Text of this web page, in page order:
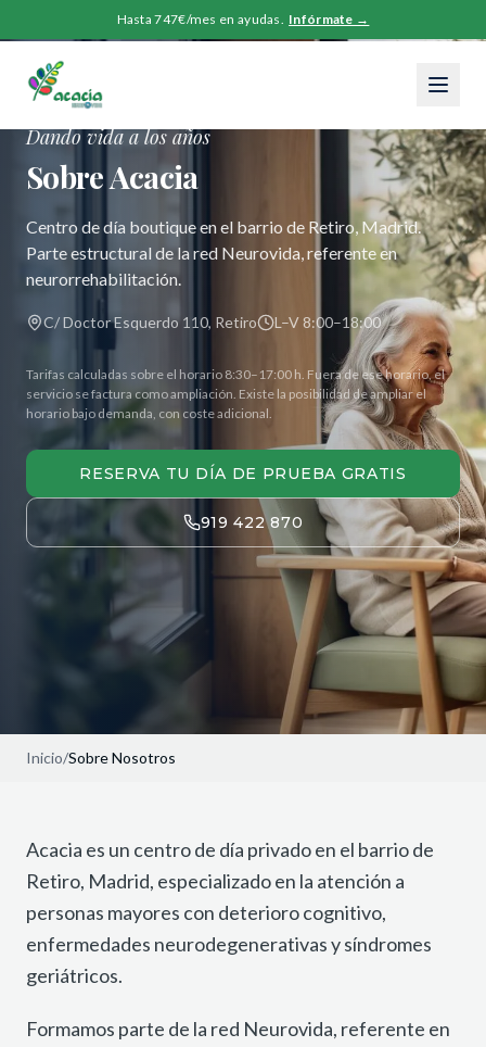
Hasta 747€/mes en ayudas. Infórmate →
Dando vida a los años
Sobre Acacia
Centro de día boutique en el barrio de Retiro, Madrid.
Parte estructural de la red Neurovida, referente en
neurorrehabilitación.
C/ Doctor Esquerdo 110, Retiro L–V 8:00–18:00
Tarifas calculadas sobre el horario 8:30–17:00 h. Fuera de ese horario, el
servicio se factura como ampliación. Existe la posibilidad de ampliar el
horario bajo demanda, con coste adicional.
RESERVA TU DÍA DE PRUEBA GRATIS
919 422 870
Inicio/Sobre Nosotros
Acacia es un centro de día privado en el barrio de
Retiro, Madrid, especializado en la atención a
personas mayores con deterioro cognitivo,
enfermedades neurodegenerativas y síndromes
geriátricos.
Formamos parte de la red Neurovida, referente en